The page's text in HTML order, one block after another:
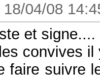
18/04/08
et signe....
convives
faire suivre